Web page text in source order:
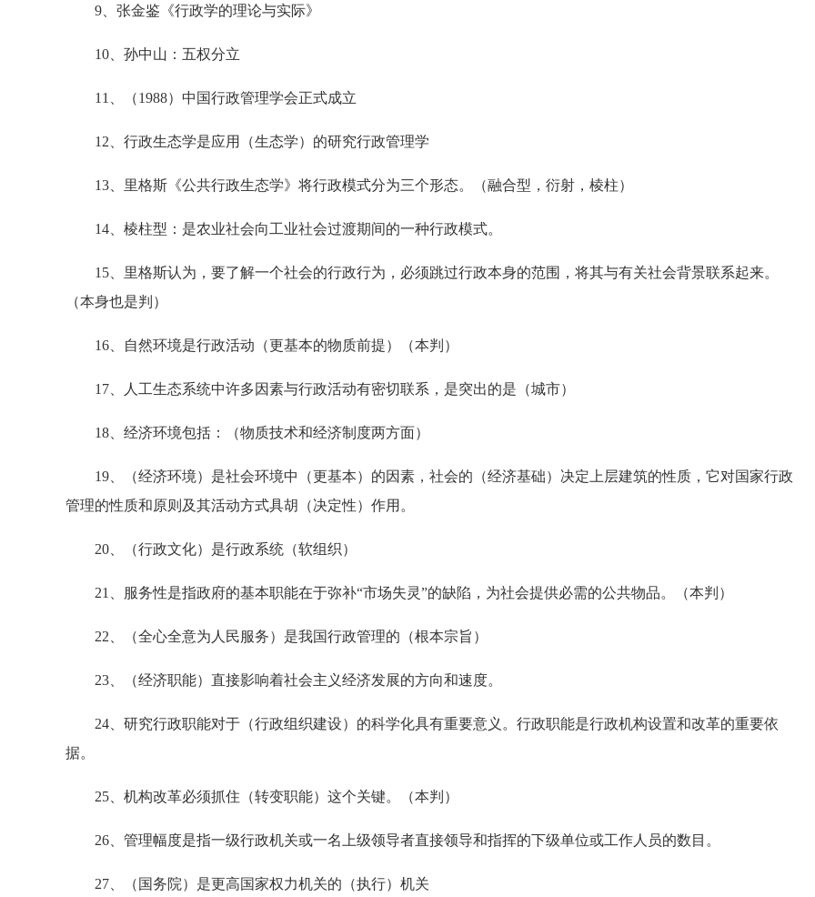
9、张金鉴《行政学的理论与实际》
10、孙中山：五权分立
11、（1988）中国行政管理学会正式成立
12、行政生态学是应用（生态学）的研究行政管理学
13、里格斯《公共行政生态学》将行政模式分为三个形态。（融合型，衍射，棱柱）
14、棱柱型：是农业社会向工业社会过渡期间的一种行政模式。
15、里格斯认为，要了解一个社会的行政行为，必须跳过行政本身的范围，将其与有关社会背景联系起来。
（本身也是判）
16、自然环境是行政活动（更基本的物质前提）（本判）
17、人工生态系统中许多因素与行政活动有密切联系，是突出的是（城市）
18、经济环境包括：（物质技术和经济制度两方面）
19、（经济环境）是社会环境中（更基本）的因素，社会的（经济基础）决定上层建筑的性质，它对国家行政
管理的性质和原则及其活动方式具胡（决定性）作用。
20、（行政文化）是行政系统（软组织）
21、服务性是指政府的基本职能在于弥补“市场失灵”的缺陷，为社会提供必需的公共物品。（本判）
22、（全心全意为人民服务）是我国行政管理的（根本宗旨）
23、（经济职能）直接影响着社会主义经济发展的方向和速度。
24、研究行政职能对于（行政组织建设）的科学化具有重要意义。行政职能是行政机构设置和改革的重要依
据。
25、机构改革必须抓住（转变职能）这个关键。（本判）
26、管理幅度是指一级行政机关或一名上级领导者直接领导和指挥的下级单位或工作人员的数目。
27、（国务院）是更高国家权力机关的（执行）机关